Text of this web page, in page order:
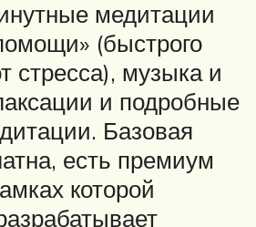
медитации
(быстрого
стресса), музыка и
и подробные
Базовая
есть премиум
которой